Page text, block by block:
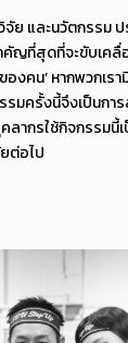
และนวัตกรรม ป
ญที่สุดที่จะขับเคลื่
งคน’ หากพวกเ
มครั้งนี้จึงเป็นกา
ากรใช้กิจกรรมนี้
ต่อไป